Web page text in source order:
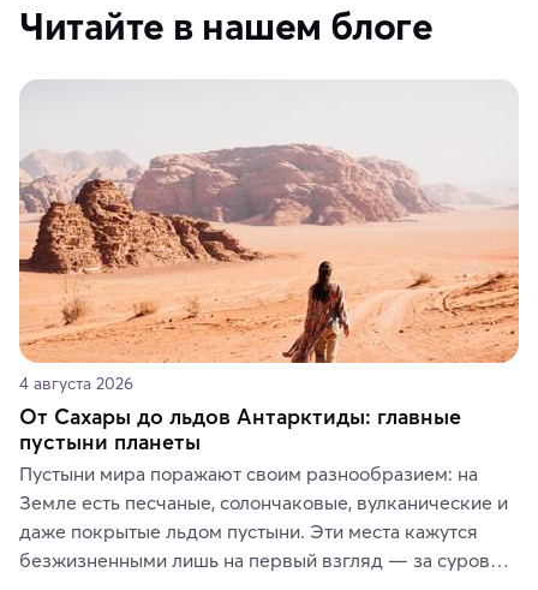
Читайте в нашем блоге
4 августа 2026
От Сахары до льдов Антарктиды: главные
пустыни планеты
Пустыни мира поражают своим разнообразием: на
Земле есть песчаные, солончаковые, вулканические и
даже покрытые льдом пустыни. Эти места кажутся
безжизненными лишь на первый взгляд — за суровой